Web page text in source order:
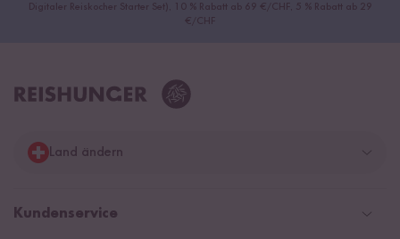
Digitaler Reiskocher Starter Set), 10 % Rabatt ab 69 €/CHF, 5 % Rabatt ab 29
€/CHF
Land ändern
Deutschland
Kundenservice